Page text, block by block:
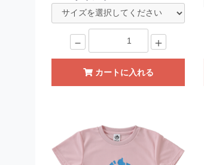
－ ＋
カートに入れる